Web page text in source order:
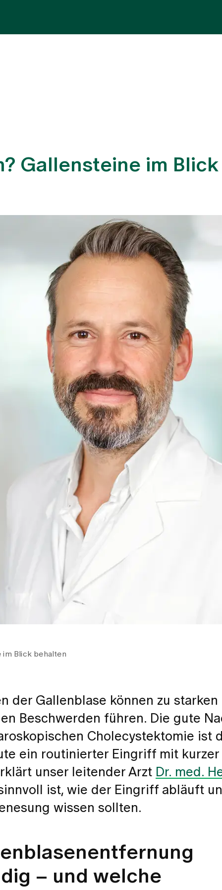
Gallensteine im
im Blick behalten
der Gallenblase können zu starken
Beschwerden führen. Die gute
Cholecystektomie ist
ein routinierter Eingriff mit kurzer
unser leitender Arzt Dr. med.
ist, wie der Eingriff abläuft
wissen sollten.
– und welche